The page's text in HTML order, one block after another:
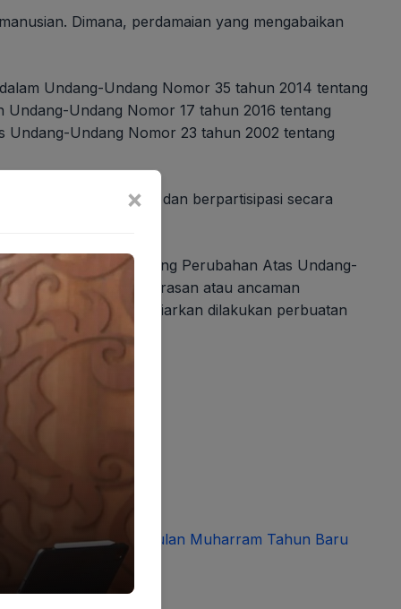
Dimana, perdamaian yang mengabaikan
Undang-Undang Nomor 35 tahun 2014 tentang
Undang Nomor 17 tahun 2016 tentang
Undang-Undang Nomor 23 tahun 2002 tentang
berkembang, dan berpartisipasi secara
35 tahun 2014 tentang Perubahan Atas Undang-
melakukan Kekerasan atau ancaman
atau membiarkan dilakukan perbuatan
seksual. (JK)
Penutupan Bulan Muharram Tahun Baru
×